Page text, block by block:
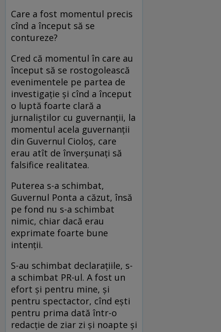
Care a fost momentul precis
cînd a început să se
contureze?
Cred că momentul în care au
început să se rostogolească
evenimentele pe partea de
investigație și cînd a început
o luptă foarte clară a
jurnaliștilor cu guvernanții, la
momentul acela guvernanții
din Guvernul Cioloș, care
erau atît de înverșunați să
falsifice realitatea.
Puterea s-a schimbat,
Guvernul Ponta a căzut, însă
pe fond nu s-a schimbat
nimic, chiar dacă erau
exprimate foarte bune
intenții.
S-au schimbat declarațiile, s-
a schimbat PR-ul. A fost un
efort și pentru mine, și
pentru spectactor, cînd ești
pentru prima dată într-o
redacție de ziar zi și noapte și